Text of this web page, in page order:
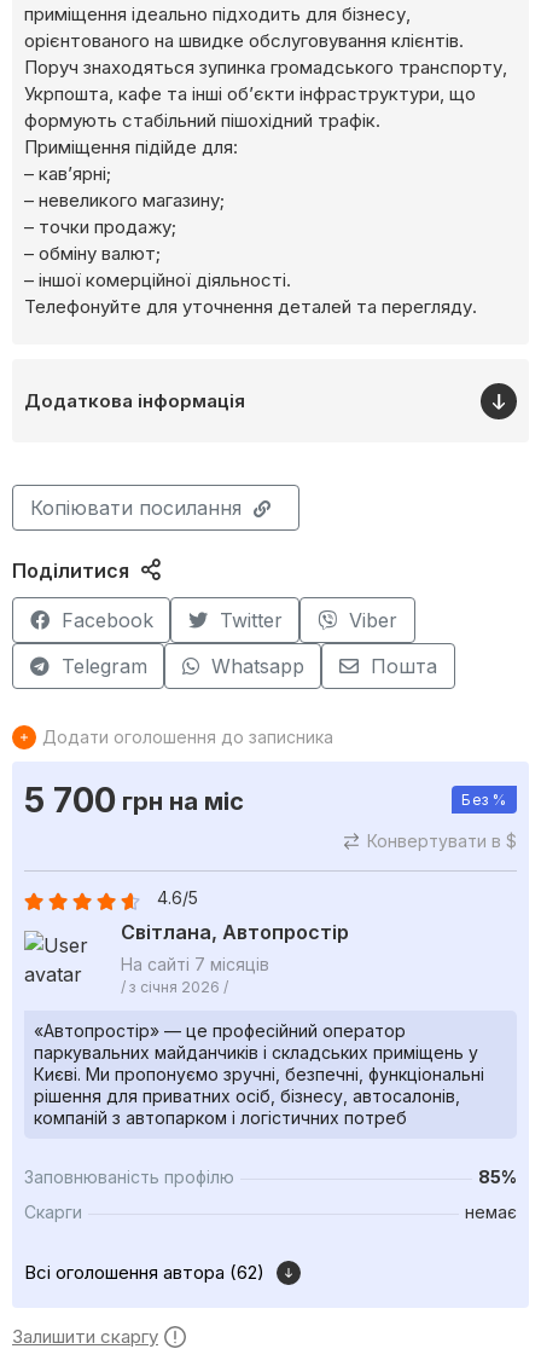
приміщення ідеально підходить для бізнесу,
орієнтованого на швидке обслуговування клієнтів.
Поруч знаходяться зупинка громадського транспорту,
Укрпошта, кафе та інші об’єкти інфраструктури, що
формують стабільний пішохідний трафік.
Приміщення підійде для:
– кав’ярні;
– невеликого магазину;
– точки продажу;
– обміну валют;
– іншої комерційної діяльності.
Телефонуйте для уточнення деталей та перегляду.
Додаткова інформація
Копіювати посилання
Поділитися
Facebook Twitter
Viber
Telegram
Whatsapp Пошта
Додати оголошення до записника
5 700 грн на міс Без %
Конвертувати в $
4.6/5
Світлана, Автопростір
На сайті 7 місяців
/ з січня 2026 /
«Автопростір» — це професійний оператор
паркувальних майданчиків і складських приміщень у
Києві. Ми пропонуємо зручні, безпечні, функціональні
рішення для приватних осіб, бізнесу, автосалонів,
компаній з автопарком і логістичних потреб
Заповнюваність профілю
85%
Скарги
немає
Всі оголошення автора (62)
Залишити скаргу